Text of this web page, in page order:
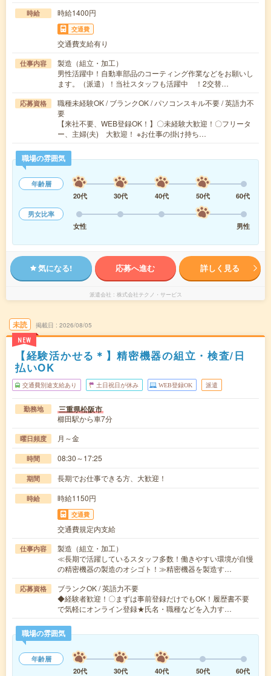
時給 時給1400円
交通費
交通費支給有り
仕事内容
製造（組立・加工）
男性活躍中！自動車部品のコーティング作業などをお願いし
ます。（派遣）！当社スタッフも活躍中 ！2交替…
応募資格
職種未経験OK / ブランクOK / パソコンスキル不要 / 英語力不
要
【来社不要、WEB登録OK！】〇未経験大歓迎！〇フリータ
ー、主婦(夫) 大歓迎！ ※お仕事の掛け持ち…
職場の雰囲気
年齢層
20代
30代 40代 50代
60代
男女比率
女性
男性
気になる! 応募へ進む 詳しく見る
派遣会社 株式会社テクノ・サービス
未読
NEW
掲載日 2026/08/05
【経験活かせる＊】精密機器の組立・検査/日
払いOK
交通費別途支給あり 土日祝日が休み WEB登録OK 派遣
勤務地 三重県松阪市
櫛田駅から車7分
曜日頻度 月～金
時間 08:30～17:25
期間 長期でお仕事できる方、大歓迎！
時給 時給1150円
交通費
交通費規定内支給
仕事内容
製造（組立・加工）
≪長期で活躍しているスタッフ多数！働きやすい環境が自慢
の精密機器の製造のオシゴト！≫精密機器を製造す…
応募資格
ブランクOK / 英語力不要
◆経験者歓迎！〇まずは事前登録だけでもOK！履歴書不要
で気軽にオンライン登録★氏名・職種などを入力す…
職場の雰囲気
年齢層
20代
30代 40代 50代 60代